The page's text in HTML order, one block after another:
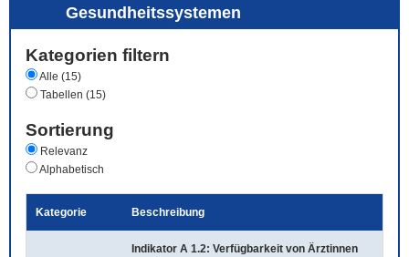
Gesundheitssystemen
Kategorien filtern
Alle (15)
Tabellen (15)
Sortierung
Relevanz
Alphabetisch
Kategorie Beschreibung
Indikator A 1.2: Verfügbarkeit von Ärztinnen